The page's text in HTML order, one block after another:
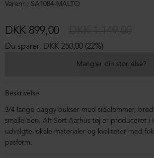
Varenr. SA1084-MALTO
Du sparer: DKK 250,00 (22%)
DKK 899,00
Mangler din størrelse?
Beskrivelse
3/4-lange baggy bukser med sidelommer,
smalle ben. Alt Sort Aarhus tøj er produceret i
udvalgte lokale materialer og kvaliteter med
pasform.